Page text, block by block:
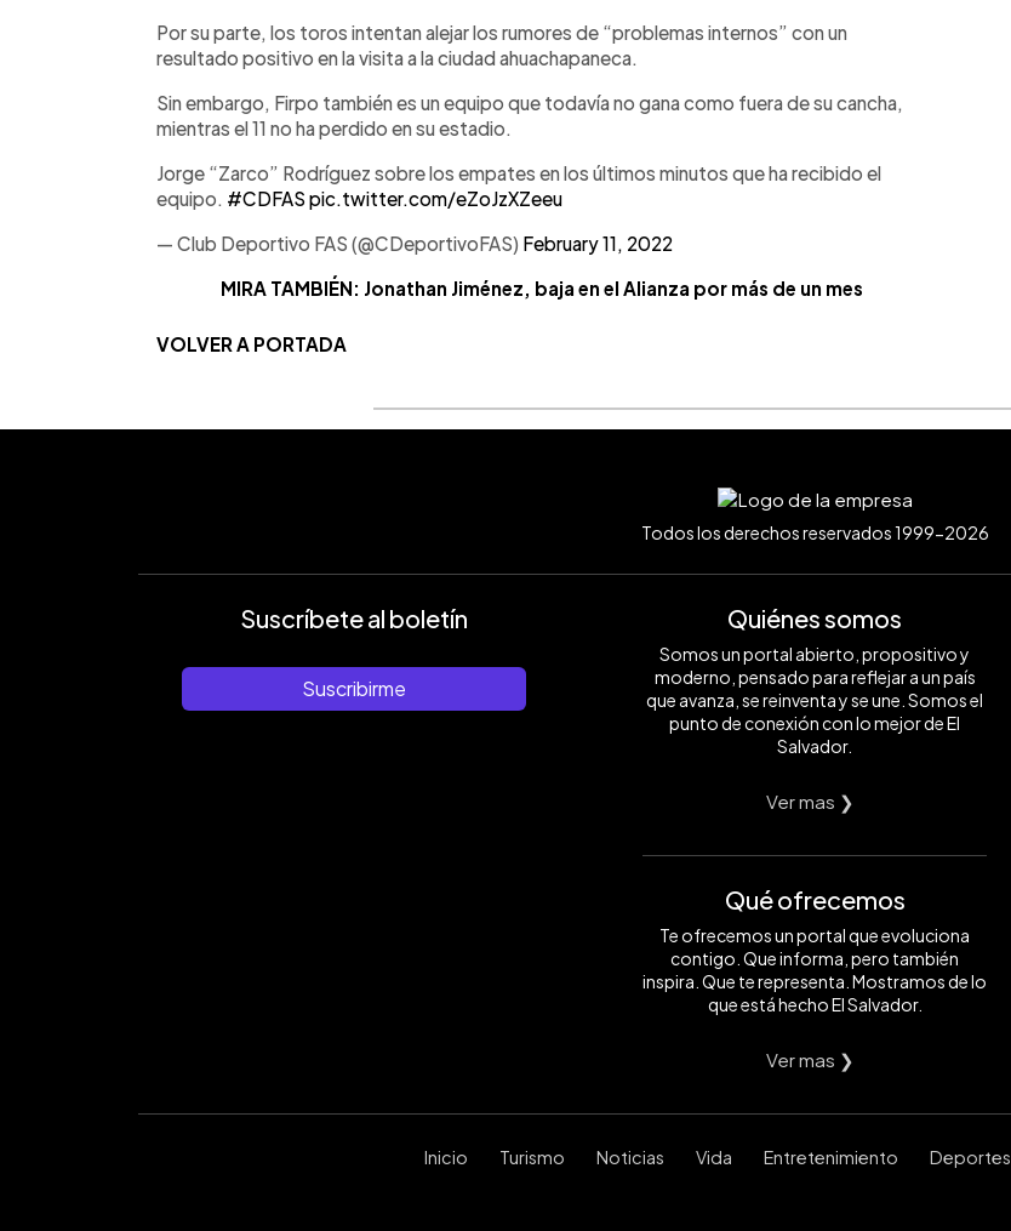
Por su parte, los toros intentan alejar los rumores de “problemas internos” con un
resultado positivo en la visita a la ciudad ahuachapaneca.
Sin embargo, Firpo también es un equipo que todavía no gana como fuera de su cancha,
mientras el 11 no ha perdido en su estadio.
Jorge “Zarco” Rodríguez sobre los empates en los últimos minutos que ha recibido el
equipo. #CDFAS pic.twitter.com/eZoJzXZeeu
— Club Deportivo FAS (@CDeportivoFAS) February 11, 2022
MIRA TAMBIÉN: Jonathan Jiménez, baja en el Alianza por más de un mes
VOLVER A PORTADA
Todos los derechos reservados 1999-2026
Suscríbete al boletín
Suscribirme
Quiénes somos
Somos un portal abierto, propositivo y
moderno, pensado para reflejar a un país
que avanza, se reinventa y se une. Somos el
punto de conexión con lo mejor de El
Salvador.
Ver mas ❯
Qué ofrecemos
Te ofrecemos un portal que evoluciona
contigo. Que informa, pero también
inspira. Que te representa. Mostramos de lo
que está hecho El Salvador.
Ver mas ❯
Inicio Turismo Noticias Vida Entretenimiento Deportes